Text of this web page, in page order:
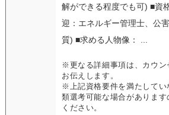
解ができる程度でも可) ■資
迎：エネルギー管理士、公
質) ■求める人物像： ...
※更なる詳細事項は、カウン
お伝えします。
※上記資格要件を満たしてい
類選考可能な場合がありま
ください。